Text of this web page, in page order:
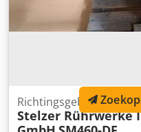
volledig rotatieve modus
maakt. _____
Richtingsgebonden
Stelzer